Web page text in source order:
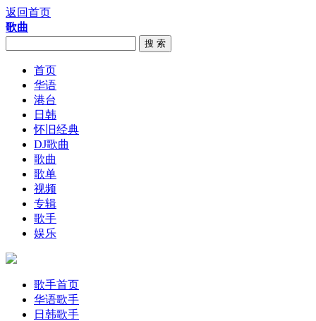
返回首页
歌曲
搜 索
首页
华语
港台
日韩
怀旧经典
DJ歌曲
歌曲
歌单
视频
专辑
歌手
娱乐
歌手首页
华语歌手
日韩歌手